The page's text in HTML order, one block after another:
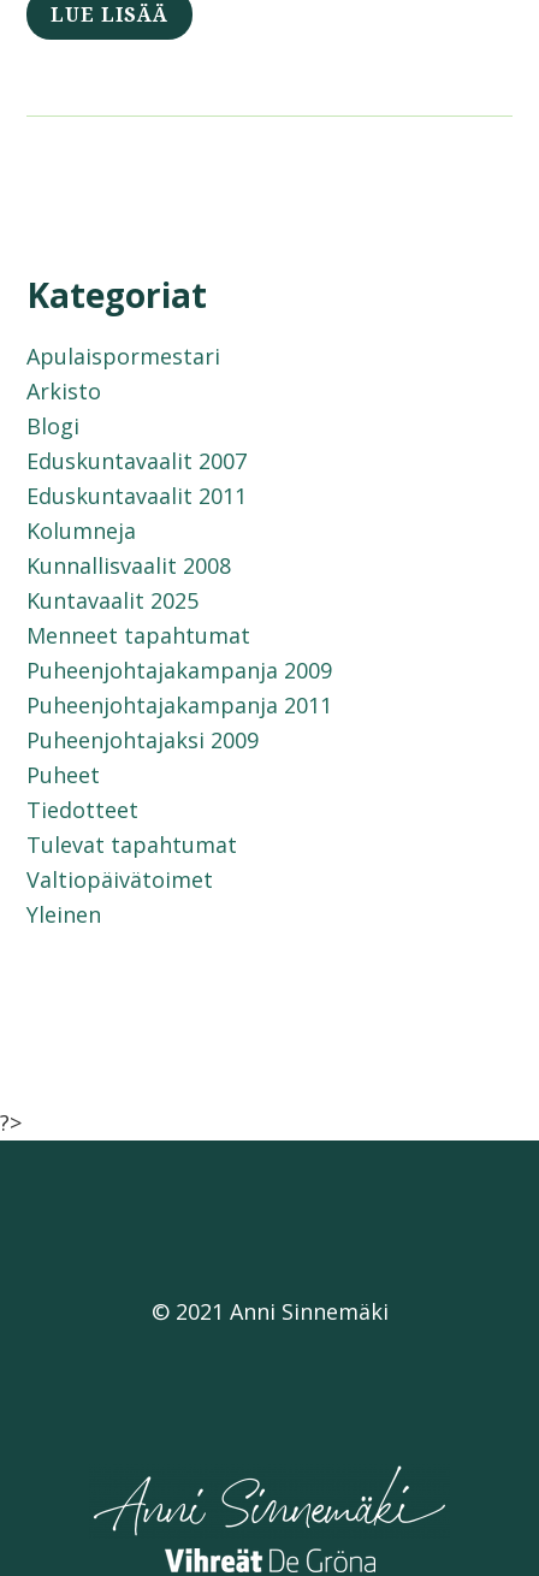
LUE LISÄÄ
Kategoriat
Apulaispormestari
Arkisto
Blogi
Eduskuntavaalit 2007
Eduskuntavaalit 2011
Kolumneja
Kunnallisvaalit 2008
Kuntavaalit 2025
Menneet tapahtumat
Puheenjohtajakampanja 2009
Puheenjohtajakampanja 2011
Puheenjohtajaksi 2009
Puheet
Tiedotteet
Tulevat tapahtumat
Valtiopäivätoimet
Yleinen
?>
© 2021 Anni Sinnemäki